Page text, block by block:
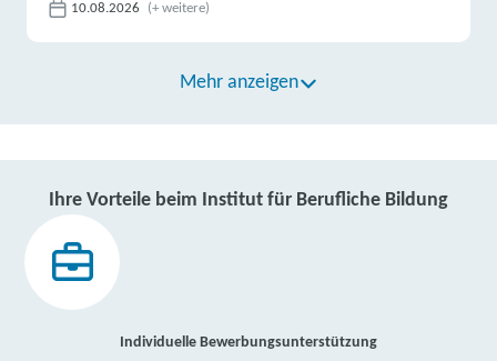
10.08.2026
(+ weitere)
Mehr anzeigen
Ihre Vorteile beim Institut für Berufliche Bildung
Individuelle Bewerbungsunterstützung